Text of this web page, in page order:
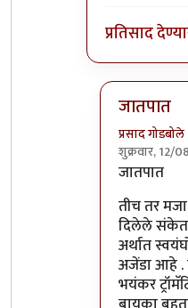
प्रतिसाद
जातपात
प्रसाद गोडबोले
शुक्रवार, 12/
In reply to
जातपात
तीच तर
दिलेले
अर्थात
अजेंडा आहे .
भयंकर